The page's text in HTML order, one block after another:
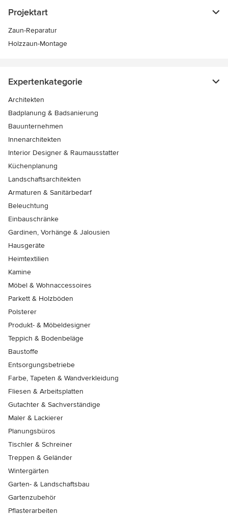
Projektart
Zaun-Reparatur
Holzzaun-Montage
Expertenkategorie
Architekten
Badplanung & Badsanierung
Bauunternehmen
Innenarchitekten
Interior Designer & Raumausstatter
Küchenplanung
Landschaftsarchitekten
Armaturen & Sanitärbedarf
Beleuchtung
Einbauschränke
Gardinen, Vorhänge & Jalousien
Hausgeräte
Heimtextilien
Kamine
Möbel & Wohnaccessoires
Parkett & Holzböden
Polsterer
Produkt- & Möbeldesigner
Teppich & Bodenbeläge
Baustoffe
Entsorgungsbetriebe
Farbe, Tapeten & Wandverkleidung
Fliesen & Arbeitsplatten
Gutachter & Sachverständige
Maler & Lackierer
Planungsbüros
Tischler & Schreiner
Treppen & Geländer
Wintergärten
Garten- & Landschaftsbau
Gartenzubehör
Pflasterarbeiten